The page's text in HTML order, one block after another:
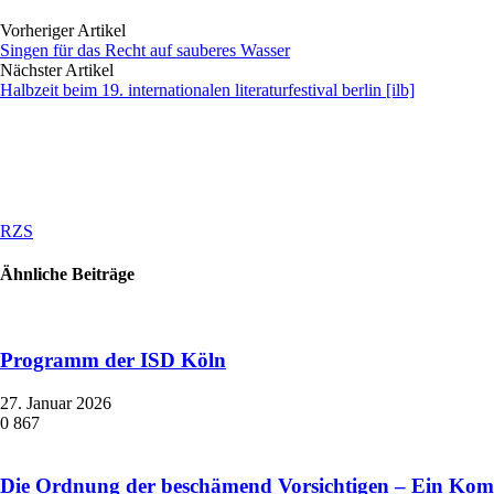
Vorheriger Artikel
Singen für das Recht auf sauberes Wasser
Nächster Artikel
Halbzeit beim 19. internationalen literaturfestival berlin [ilb]
RZS
Ähnliche Beiträge
Programm der ISD Köln
27. Januar 2026
0 867
Die Ordnung der beschämend Vorsichtigen – Ein